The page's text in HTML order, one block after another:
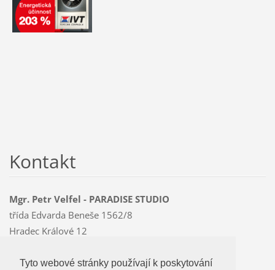
Tyto webové stránky používají k poskytování
Tyto webové stránky používají k poskytování
Kontakt
Mgr. Petr Velfel - PARADISE STUDIO
třída Edvarda Beneše 1562/8
Hradec Králové 12
Mobil: 603 478 763